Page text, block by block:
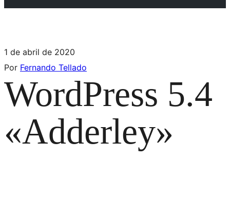
1 de abril de 2020
Por Fernando Tellado
WordPress 5.4
«Adderley»